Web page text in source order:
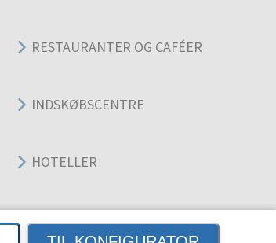
RESTAURANTER OG CAFÉER
INDSKØBSCENTRE
HOTELLER
KONTORER